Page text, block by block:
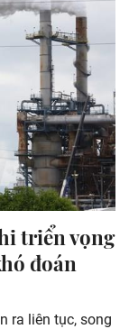
triển vọng
đoán
ra liên tục, song